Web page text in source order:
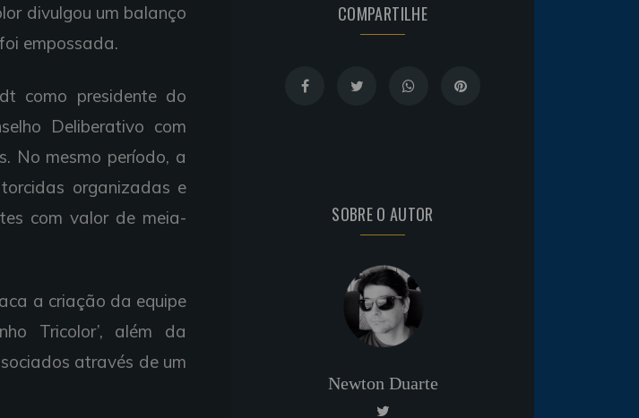
divulgou um balanço
empossada.
como presidente do
Deliberativo com
No mesmo período, a
organizadas e
com valor de meia-
a criação da equipe
Tricolor’, além da
através de um
COMPARTILHE
SOBRE O AUTOR
Newton Duarte